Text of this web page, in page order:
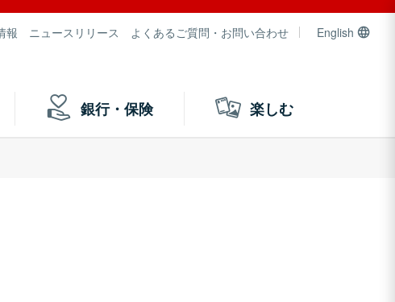
報 ニュースリリース よくあるご質問・お問い合わせ English
銀行・保険 楽しむ